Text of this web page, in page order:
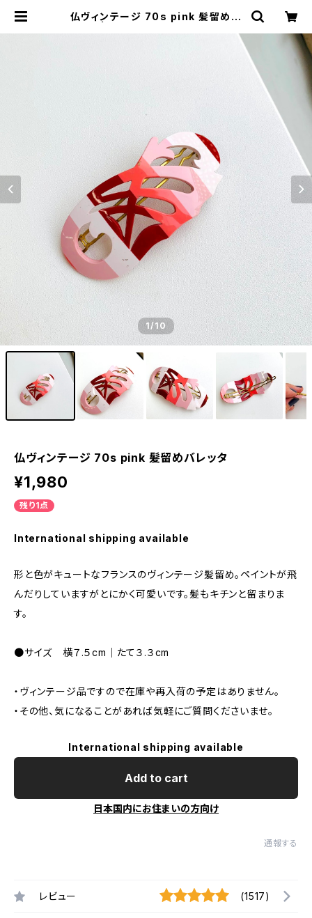
仏ヴィンテージ 70s pink 髪留めバ
1/10
仏ヴィンテージ 70s pink 髪留めバレッタ
¥1,980
残り1点
International shipping available
形と色がキュートなフランスのヴィンテージ髪留め。ペイントが飛
んだりしていますがとにかく可愛いです。髪もキチンと留まりま
す。
●サイズ 横７.５cm｜たて３.３cm
・ヴィンテージ品ですので在庫や再入荷の予定はありません。
・その他、気になることがあれば気軽にご質問くださいませ。
International shipping available
Add to cart
日本国内にお住まいの方向け
通報する
レビュー (1517)